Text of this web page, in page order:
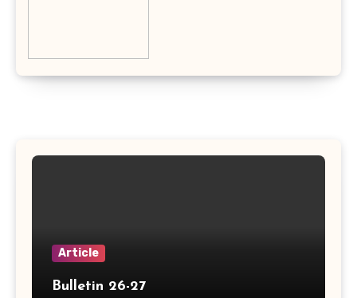
Article
Bulletin 26-27